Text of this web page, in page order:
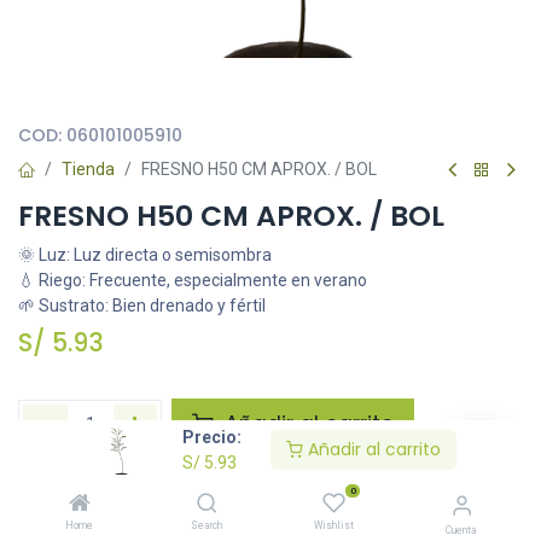
Precio:
S/ 5.93
Añadir al carrito
Home Search
0
Wishlist Cuenta
COD: 060101005910
Tienda FRESNO H50 CM APROX. / BOL
FRESNO H50 CM APROX. / BOL
🌞 Luz: Luz directa o semisombra
💧 Riego: Frecuente, especialmente en verano
🌱 Sustrato: Bien drenado y fértil
S/ 5.93
Añadir al carrito
Agregar a la lista de deseos